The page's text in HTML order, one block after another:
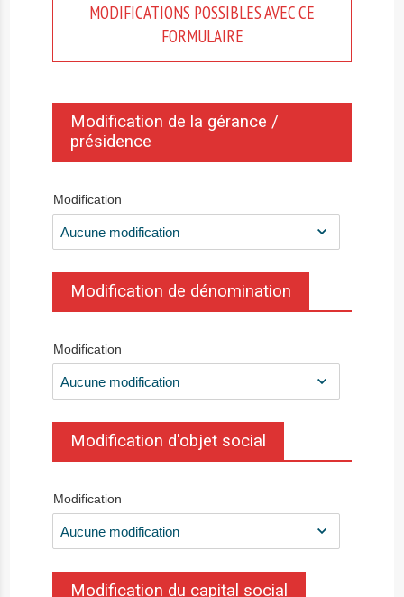
MODIFICATIONS POSSIBLES AVEC CE
FORMULAIRE
Modification de la gérance /
présidence
Modification
Modification de dénomination
Modification
Modification d'objet social
Modification
Modification du capital social